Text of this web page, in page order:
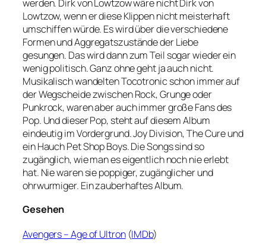
werden. Dirk von Lowtzow wäre nicht Dirk von
Lowtzow, wenn er diese Klippen nicht meisterhaft
umschiffen würde. Es wird über die verschiedene
Formen und Aggregatszustände der Liebe
gesungen. Das wird dann zum Teil sogar wieder ein
wenig politisch. Ganz ohne geht ja auch nicht.
Musikalisch wandelten Tocotronic schon immer auf
der Wegscheide zwischen Rock, Grunge oder
Punkrock, waren aber auch immer große Fans des
Pop. Und dieser Pop, steht auf diesem Album
eindeutig im Vordergrund. Joy Division, The Cure und
ein Hauch Pet Shop Boys. Die Songs sind so
zugänglich, wie man es eigentlich noch nie erlebt
hat. Nie waren sie poppiger, zugänglicher und
ohrwurmiger. Ein zauberhaftes Album.
Gesehen
Avengers – Age of Ultron(IMDb)